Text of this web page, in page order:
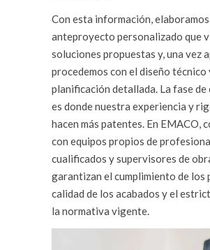
Con esta información, elaboramos
anteproyecto personalizado que
soluciones propuestas y, una vez
procedemos con el diseño técnico
planificación detallada. La fase de
es donde nuestra experiencia y
hacen más patentes. En EMACO,
con equipos propios de
cualificados y supervisores de
garantizan el cumplimiento de los
calidad de los acabados y el
la normativa vigente.